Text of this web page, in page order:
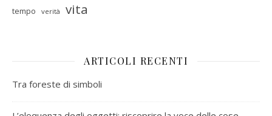
tempo verità vita
ARTICOLI RECENTI
Tra foreste di simboli